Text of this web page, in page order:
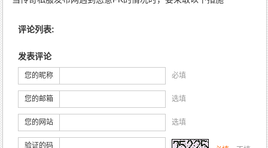
评论列表:
发表评论
您的昵称 必填
您的邮箱 选填
您的网站 选填
验证的码